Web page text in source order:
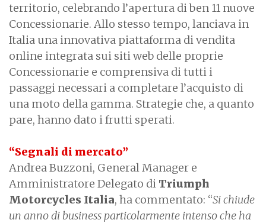
territorio, celebrando l’apertura di ben 11 nuove
Concessionarie. Allo stesso tempo, lanciava in
Italia una innovativa piattaforma di vendita
online integrata sui siti web delle proprie
Concessionarie e comprensiva di tutti i
passaggi necessari a completare l’acquisto di
una moto della gamma. Strategie che, a quanto
pare, hanno dato i frutti sperati.
“Segnali di mercato”
Andrea Buzzoni, General Manager e
Amministratore Delegato di Triumph
Motorcycles Italia, ha commentato: “Si chiude
un anno di business particolarmente intenso che ha